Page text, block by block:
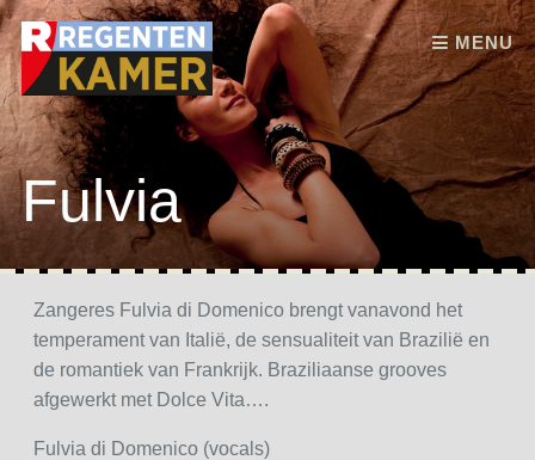
MENU
Skip to content
Fulvia
Zangeres Fulvia di Domenico brengt vanavond het
temperament van Italië, de sensualiteit van Brazilië en
de romantiek van Frankrijk. Braziliaanse grooves
afgewerkt met Dolce Vita….
Fulvia di Domenico (vocals)